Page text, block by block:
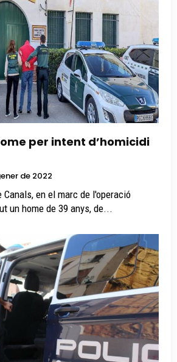
per intent d’homicidi
de 2022
un home de 39 anys, de...